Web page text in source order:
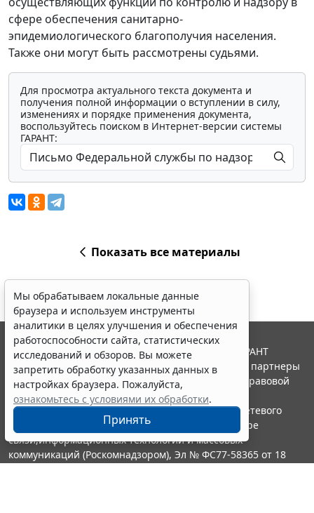
сфере обеспечения санитарно-
эпидемиологического благополучия населения.
Также они могут быть рассмотрены судьями.
Для просмотра актуального текста документа и
получения полной информации о вступлении в силу,
изменениях и порядке применения документа,
воспользуйтесь поиском в Интернет-версии системы
ГАРАНТ:
Показать все материалы
Мы обрабатываем локальные данные
браузера и используем инструменты
аналитики в целях улучшения и обеспечения
работоспособности сайта, статистических
исследований и обзоров. Вы можете
запретить обработку указанных данных в
настройках браузера. Пожалуйста,
ознакомьтесь с условиями их обработки.
Принять
© ООО "НПП "ГАРАНТ-СЕРВИС", 2026. Система ГАРАНТ
выпускается с 1990 года. Компания "Гарант" и ее партнеры
являются участниками Российской ассоциации правовой
информации ГАРАНТ.
Портал ГАРАНТ.РУ зарегистрирован в качестве сетевого
издания Федеральной службой по надзору в сфере
связи,информационных технологий и массовых
коммуникаций (Роскомнадзором), Эл № ФС77-58365 от 18